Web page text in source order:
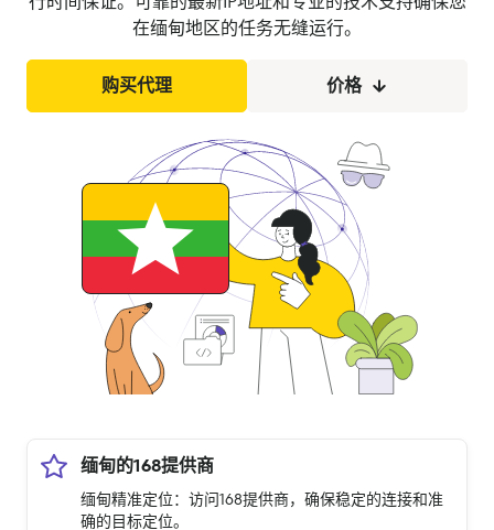
在缅甸地区的任务无缝运行。
购买代理 价格
缅甸的168提供商
缅甸精准定位：访问168提供商，确保稳定的连接和准
确的目标定位。